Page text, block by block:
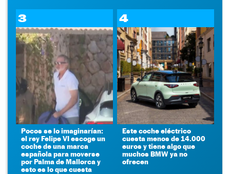
3
Pocos se lo imaginarían:
el rey Felipe VI escoge un
coche de una marca
española para moverse
por Palma de Mallorca y
esto es lo que cuesta
4
Este coche eléctrico
cuesta menos de 14.000
euros y tiene algo que
muchos BMW ya no
ofrecen